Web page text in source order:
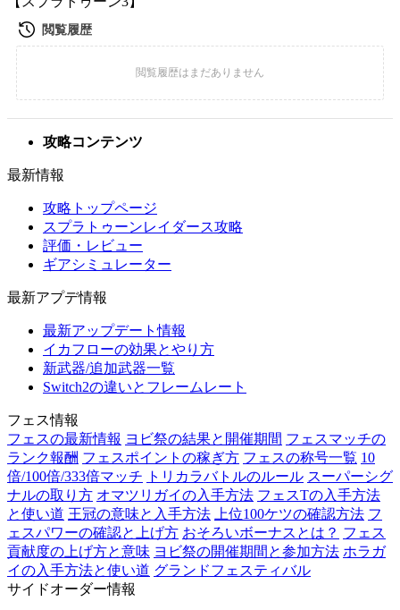
攻略コンテンツ
最新情報
攻略トップページ
スプラトゥーンレイダース攻略
評価・レビュー
ギアシミュレーター
最新アプデ情報
最新アップデート情報
イカフローの効果とやり方
新武器/追加武器一覧
Switch2の違いとフレームレート
フェス情報
フェスの最新情報 ヨビ祭の結果と開催期間 フェスマッチの
ランク報酬 フェスポイントの稼ぎ方 フェスの称号一覧 10
倍/100倍/333倍マッチ
トリカラバトルのルール スーパーシグ
ナルの取り方 オマツリガイの入手方法 フェスTの入手方法
と使い道 王冠の意味と入手方法 上位100ケツの確認方法 フ
ェスパワーの確認と上げ方 おそろいボーナスとは？ フェス
貢献度の上げ方と意味 ヨビ祭の開催期間と参加方法 ホラガ
イの入手方法と使い道 グランドフェスティバル
サイドオーダー情報